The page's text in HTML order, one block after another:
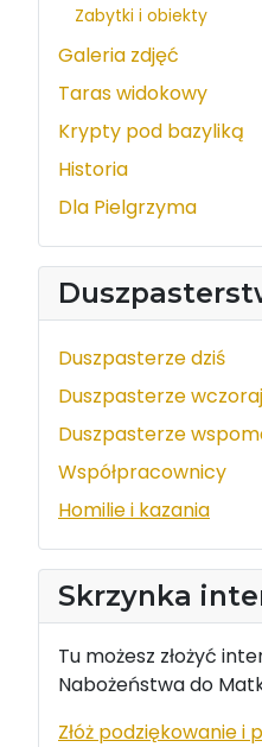
Zabytki i obiekty
Galeria zdjęć
Taras widokowy
Krypty pod bazyliką
Historia
Dla Pielgrzyma
Duszpasterze dziś
Duszpasterze wczoraj
Duszpasterze
Współpracownicy
Homilie i kazania
Skrzynka
Tu możesz złożyć
Nabożeństwa do
Złóż podziękowanie i